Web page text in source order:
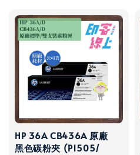
HP 36A CB436A 原廠
黑色碳粉夾 (P1505/